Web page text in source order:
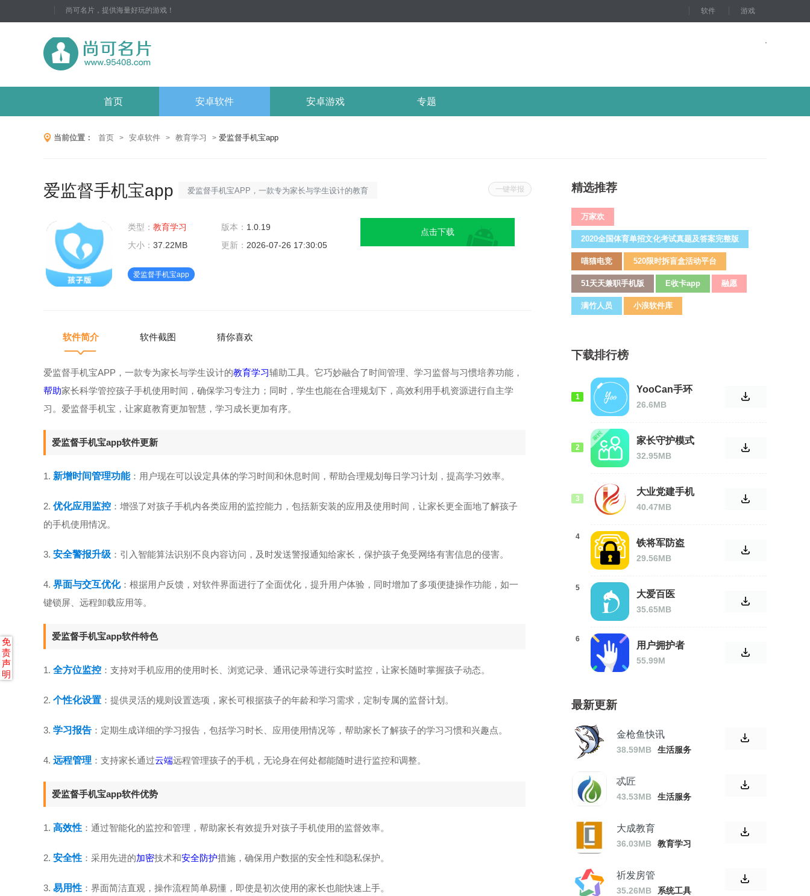
尚可名片，提供海量好玩的游戏！ 软件 游戏
首页 安卓软件 安卓游戏 专题
当前位置： 首页 > 安卓软件 > 教育学习 > 爱监督手机宝app
一键举报
爱监督手机宝app
爱监督手机宝APP，一款专为家长与学生设计的教育
习惯培养功能，帮助家长科学管控孩子手机使用时
间，确保学习专注力；同时，学生也能在合理规划
宝，让家庭教育更加智慧，学习成长更
类型： 教育学习 版本： 1.0.19
大小： 37.22MB 更新： 2026-07-26 17:30:05
爱监督手机宝app
点击下载
软件简介 软件截图 猜你喜欢
爱监督手机宝APP，一款专为家长与学生设计的教育学习辅助工具。它巧妙融合了时间管理、学习监督与习惯培养功能，
帮助家长科学管控孩子手机使用时间，确保学习专注力；同时，学生也能在合理规划下，高效利用手机资源进行自主学
习。爱监督手机宝，让家庭教育更加智慧，学习成长更加有序。
爱监督手机宝app软件更新
1. 新增时间管理功能：用户现在可以设定具体的学习时间和休息时间，帮助合理规划每日学习计划，提高学习效率。
2. 优化应用监控 ：增强了对孩子手机内各类应用的监控能力，包括新安装的应用及使用时间，让家长更全面地了解孩子
的手机使用情况。
3. 安全警报升级 ：引入智能算法识别不良内容访问，及时发送警报通知给家长，保护孩子免受网络有害信息的侵害。
4. 界面与交互优化：根据用户反馈，对软件界面进行了全面优化，提升用户体验，同时增加了多项便捷操作功能，如一
键锁屏、远程卸载应用等。
爱监督手机宝app软件特色
1. 全方位监控 ：支持对手机应用的使用时长、浏览记录、通讯记录等进行实时监控，让家长随时掌握孩子动态。
2. 个性化设置 ：提供灵活的规则设置选项，家长可根据孩子的年龄和学习需求，定制专属的监督计划。
3. 学习报告 ：定期生成详细的学习报告，包括学习时长、应用使用情况等，帮助家长了解孩子的学习习惯和兴趣点。
4. 远程管理 ：支持家长通过云端远程管理孩子的手机，无论身在何处都能随时进行监控和调整。
爱监督手机宝app软件优势
1. 高效性 ：通过智能化的监控和管理，帮助家长有效提升对孩子手机使用的监督效率。
2. 安全性 ：采用先进的加密技术和安全防护措施，确保用户数据的安全性和隐私保护。
3. 易用性 ：界面简洁直观，操作流程简单易懂，即使是初次使用的家长也能快速上手。
精选推荐
万家欢
2020全国体育单招文化考试真题及答案完整版
喵猫电竞 520限时拆盲盒活动平台
51天天兼职手机版 E收卡app 融愿
满竹人员 小浪软件库
下载排行榜
1
YooCan手环
软件
26.6MB
2
家长守护模式
32.95MB
3
大业党建手机
版
40.47MB
4
铁将军防盗
29.56MB
5
大爱百医
35.65MB
6
用户拥护者
55.99M
最新更新
金枪鱼快讯
38.59MB 生活服务
忒匠
43.53MB 生活服务
大成教育
36.03MB 教育学习
祈发房管
35.26MB 系统工具
免
责
声
明